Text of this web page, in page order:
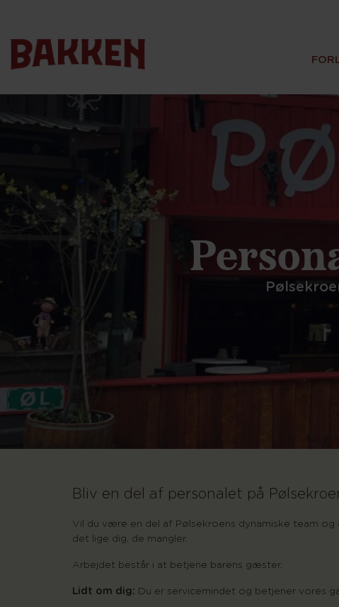
Bliv en del af personalet på
Vil du være en del af Pølsekroens dynamiske team og
det lige dig, de mangler.
Arbejdet består i at betjene barens gæster.
Lidt om dig: Du er servicemindet og betjener vores